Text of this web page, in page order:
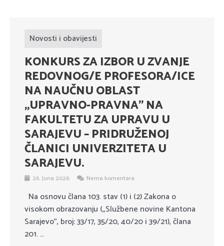
Novosti i obavijesti
KONKURS ZA IZBOR U ZVANJE
REDOVNOG/E PROFESORA/ICE
NA NAUČNU OBLAST
,,UPRAVNO-PRAVNA’’ NA
FAKULTETU ZA UPRAVU U
SARAJEVU – PRIDRUŽENOJ
ČLANICI UNIVERZITETA U
SARAJEVU.
26. Juna 2026. Nema komentara
Na osnovu člana 103. stav (1) i (2) Zakona o
visokom obrazovanju (,,Službene novine Kantona
Sarajevo’’, broj: 33/17, 35/20, 40/20 i 39/21), člana
201. …